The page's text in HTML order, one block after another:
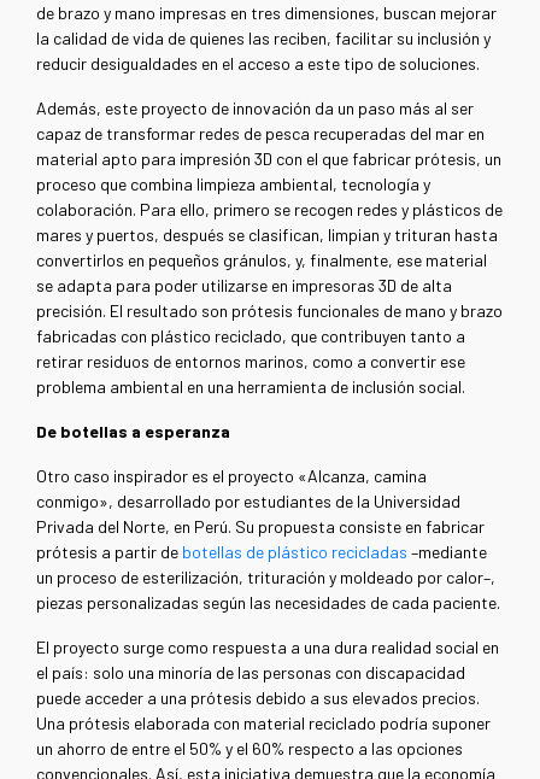
de brazo y mano impresas en tres dimensiones, buscan mejorar
la calidad de vida de quienes las reciben, facilitar su inclusión y
reducir desigualdades en el acceso a este tipo de soluciones.
Además, este proyecto de innovación da un paso más al ser
capaz de transformar redes de pesca recuperadas del mar en
material apto para impresión 3D con el que fabricar prótesis, un
proceso que combina limpieza ambiental, tecnología y
colaboración. Para ello, primero se recogen redes y plásticos de
mares y puertos, después se clasifican, limpian y trituran hasta
convertirlos en pequeños gránulos, y, finalmente, ese material
se adapta para poder utilizarse en impresoras 3D de alta
precisión. El resultado son prótesis funcionales de mano y brazo
fabricadas con plástico reciclado, que contribuyen tanto a
retirar residuos de entornos marinos, como a convertir ese
problema ambiental en una herramienta de inclusión social.
De botellas a esperanza
Otro caso inspirador es el proyecto «Alcanza, camina
conmigo», desarrollado por estudiantes de la Universidad
Privada del Norte, en Perú. Su propuesta consiste en fabricar
prótesis a partir de botellas de plástico recicladas –mediante
un proceso de esterilización, trituración y moldeado por calor–,
piezas personalizadas según las necesidades de cada paciente.
El proyecto surge como respuesta a una dura realidad social en
el país: solo una minoría de las personas con discapacidad
puede acceder a una prótesis debido a sus elevados precios.
Una prótesis elaborada con material reciclado podría suponer
un ahorro de entre el 50% y el 60% respecto a las opciones
convencionales. Así, esta iniciativa demuestra que la economía